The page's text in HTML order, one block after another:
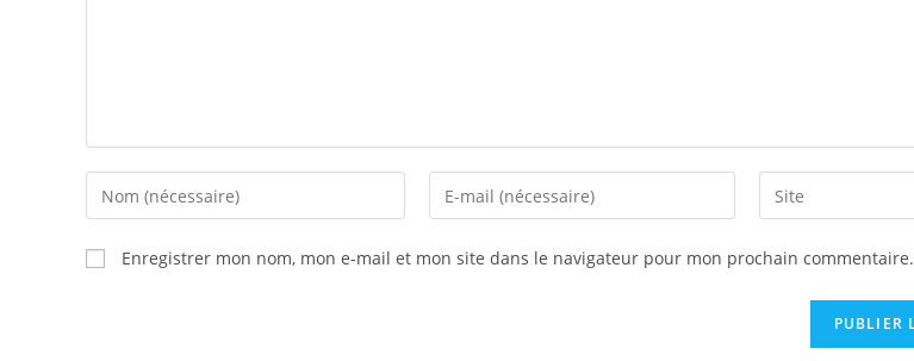
Enter
your
name
or
Enter
your
Saisir
l’URL
(facultatif)
Enregistrer mon nom, mon e-mail et mon site dans le navigateur pour mon prochain commentaire.